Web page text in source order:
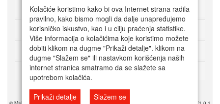
O nama
Kako kupovati online
Korisnički servis
Način plaćanja
Kolačiće koristimo kako bi ova Internet strana radila
pravilno, kako bismo mogli da dalje unapređujemo
korisničko iskustvo, kao i u cilju praćenja statistike.
Više informacija o kolačićima koje koristimo možete
dobiti klikom na dugme "Prikaži detalje". klikom na
dugme "Slažem se" ili nastavkom korišćenja naših
internet stranica smatramo da se slažete sa
upotrebom kolačića.
Prikaži detalje
Slažem se